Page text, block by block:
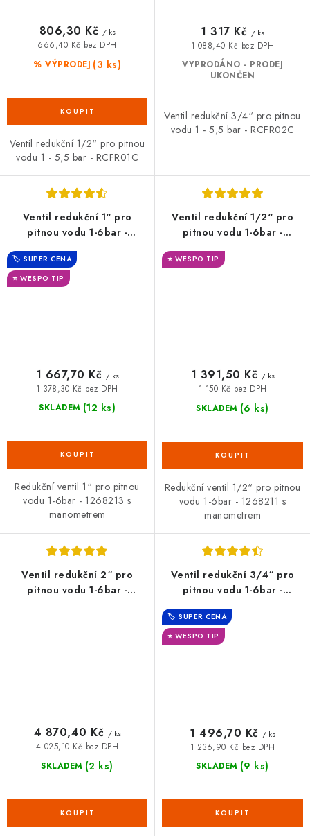
% VÝPRODEJ (3 ks)
666,40 Kč bez DPH
806,30 Kč / ks
Ventil redukční 1/2“ pro pitnou
vodu 1 - 5,5 bar - RCFR01C
VYPRODÁNO - PRODEJ
UKONČEN
1 088,40 Kč bez DPH
1 317 Kč / ks
Ventil redukční 3/4“ pro pitnou
vodu 1 - 5,5 bar - RCFR02C
Ventil redukční 1“ pro
pitnou vodu 1-6bar -
🏷️ SUPER CENA
⭐ WESPO TIP
SKLADEM (12 ks)
1 378,30 Kč bez DPH
1 667,70 Kč / ks
Redukční ventil 1“ pro pitnou
vodu 1-6bar - 1268213 s
manometrem
Ventil redukční 1/2“ pro
pitnou vodu 1-6bar -
⭐ WESPO TIP
SKLADEM (6 ks)
1 150 Kč bez DPH
1 391,50 Kč / ks
Redukční ventil 1/2“ pro pitnou
vodu 1-6bar - 1268211 s
manometrem
Ventil redukční 2“ pro
pitnou vodu 1-6bar -
SKLADEM (2 ks)
4 025,10 Kč bez DPH
4 870,40 Kč / ks
Ventil redukční 3/4“ pro
pitnou vodu 1-6bar -
🏷️ SUPER CENA
⭐ WESPO TIP
SKLADEM (9 ks)
1 236,90 Kč bez DPH
1 496,70 Kč / ks